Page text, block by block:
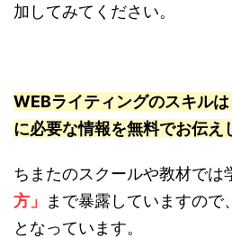
加してみてください。
WEBライティングのスキル
に必要な情報を無料でお伝え
ちまたのスクールや教材では
方」
まで暴露していますの
となっています。